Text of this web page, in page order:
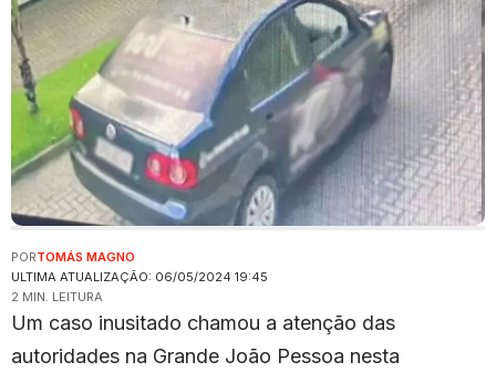
ULTIMA ATUALIZAÇÃO: 06/05/2024 19:45
PORTOMÁS MAGNO
2 MIN. LEITURA
Um caso inusitado chamou a atenção das
autoridades na Grande João Pessoa nesta